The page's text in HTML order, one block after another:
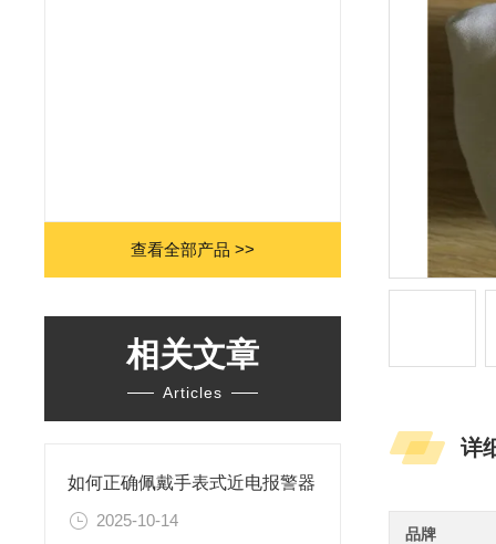
查看全部产品 >>
相关文章
Articles
如何正确佩戴手表式近电报警器
2025-10-14
详
品牌